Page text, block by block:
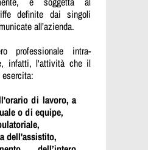
definite dai singoli
all’azienda.
professionale intra-
infatti, l'attività che il
di lavoro, a
o di equipe,
dell'assistito,